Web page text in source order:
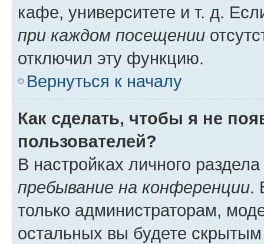
кафе, университете и т. д.
при каждом посещении
отключил эту функцию.
Вернуться к началу
Как сделать, чтобы я не
пользователей?
В настройках личного
пребывание на конференции.
только администраторам,
остальных вы будете